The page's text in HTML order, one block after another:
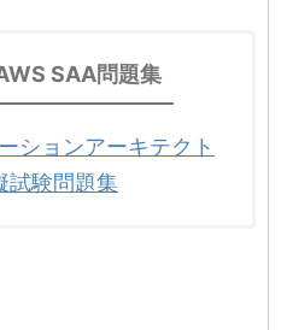
SAA問題集
ションアーキテクト
試験問題集